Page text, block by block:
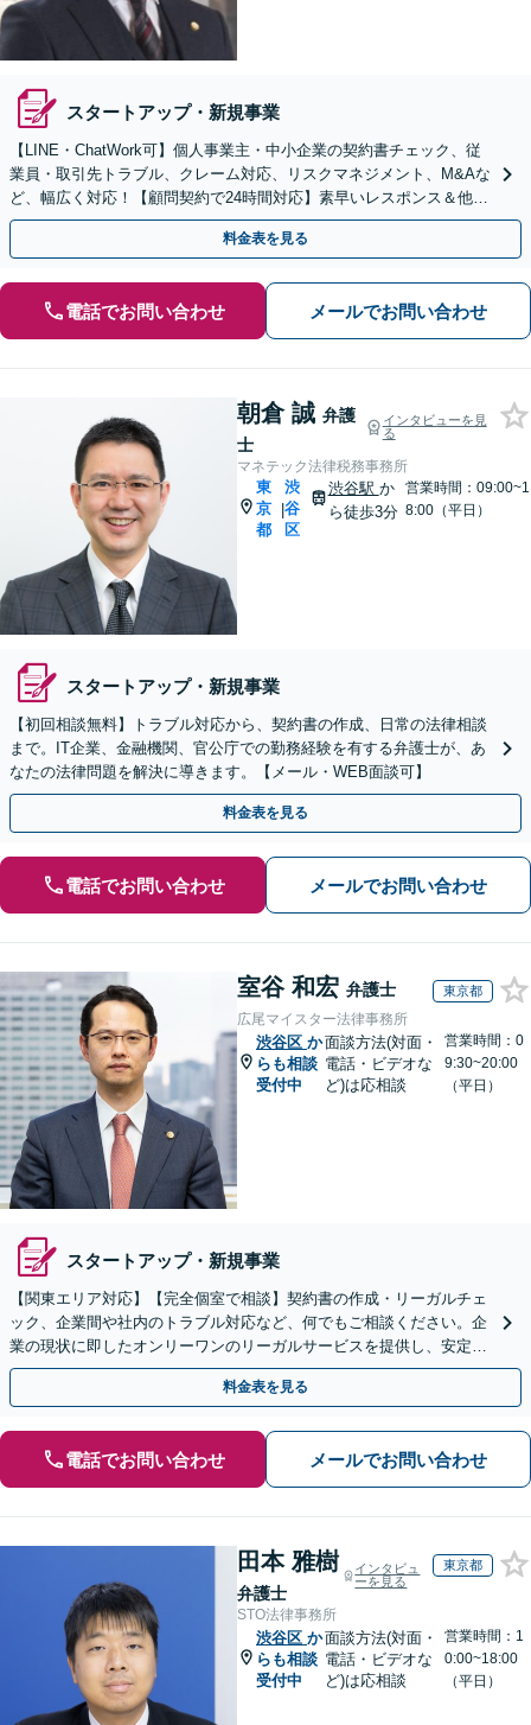
スタートアップ・新規事業
【LINE・ChatWork可】個人事業主・中小企業の契約書チェック、従
業員・取引先トラブル、クレーム対応、リスクマネジメント、M&Aな
ど、幅広く対応！【顧問契約で24時間対応】素早いレスポンス＆他士
業連携可【英語・韓国語対応】
料金表を見る
電話でお問い合わせ メールでお問い合わせ
朝倉 誠 弁護
士
インタビューを見
る
マネテック法律税務事務所
東
京
都
|
渋
谷
区
渋谷駅 か
ら徒歩3分
営業時間：09:00~1
8:00（平日）
スタートアップ・新規事業
【初回相談無料】トラブル対応から、契約書の作成、日常の法律相談
まで。IT企業、金融機関、官公庁での勤務経験を有する弁護士が、あ
なたの法律問題を解決に導きます。【メール・WEB面談可】
料金表を見る
電話でお問い合わせ メールでお問い合わせ
室谷 和宏 弁護士 東京都
広尾マイスター法律事務所
渋谷区 か
らも相談
受付中
面談方法(対面・
電話・ビデオな
ど)は応相談
営業時間：0
9:30~20:00
（平日）
スタートアップ・新規事業
【関東エリア対応】【完全個室で相談】契約書の作成・リーガルチェ
ック、企業間や社内のトラブル対応など、何でもご相談ください。企
業の現状に即したオンリーワンのリーガルサービスを提供し、安定し
た経営をサポートいたします。【電話・WEB面談可】
料金表を見る
電話でお問い合わせ メールでお問い合わせ
田本 雅樹
弁護士
インタビュ
ーを見る
東京都
STO法律事務所
渋谷区 か
らも相談
受付中
面談方法(対面・
電話・ビデオな
ど)は応相談
営業時間：1
0:00~18:00
（平日）